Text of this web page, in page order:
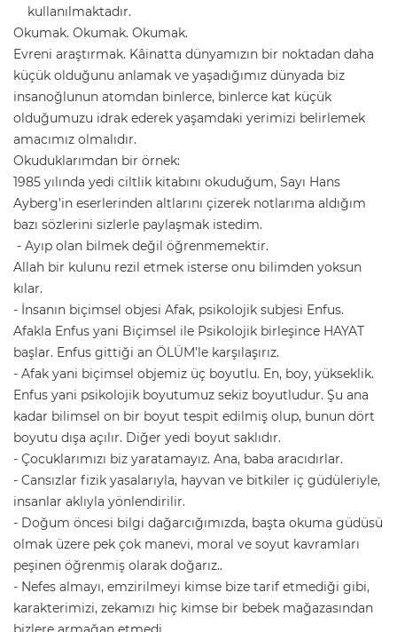
kullanılmaktadır.
Okumak. Okumak. Okumak.
Evreni araştırmak. Kâinatta dünyamızın bir noktadan daha
küçük olduğunu anlamak ve yaşadığımız dünyada biz
insanoğlunun atomdan binlerce, binlerce kat küçük
olduğumuzu idrak ederek yaşamdaki yerimizi belirlemek
amacımız olmalıdır.
Okuduklarımdan bir örnek:
1985 yılında yedi ciltlik kitabını okuduğum, Sayı Hans
Ayberg’in eserlerinden altlarını çizerek notlarıma aldığım
bazı sözlerini sizlerle paylaşmak istedim.
- Ayıp olan bilmek değil öğrenmemektir.
Allah bir kulunu rezil etmek isterse onu bilimden yoksun
kılar.
- İnsanın biçimsel objesi Afak, psikolojik subjesi Enfus.
Afakla Enfus yani Biçimsel ile Psikolojik birleşince HAYAT
başlar. Enfus gittiği an ÖLÜM’le karşılaşırız.
- Afak yani biçimsel objemiz üç boyutlu. En, boy, yükseklik.
Enfus yani psikolojik boyutumuz sekiz boyutludur. Şu ana
kadar bilimsel on bir boyut tespit edilmiş olup, bunun dört
boyutu dışa açılır. Diğer yedi boyut saklıdır.
- Çocuklarımızı biz yaratamayız. Ana, baba aracıdırlar.
- Cansızlar fizik yasalarıyla, hayvan ve bitkiler iç güdüleriyle,
insanlar aklıyla yönlendirilir.
- Doğum öncesi bilgi dağarcığımızda, başta okuma güdüsü
olmak üzere pek çok manevi, moral ve soyut kavramları
peşinen öğrenmiş olarak doğarız..
- Nefes almayı, emzirilmeyi kimse bize tarif etmediği gibi,
karakterimizi, zekamızı hiç kimse bir bebek mağazasından